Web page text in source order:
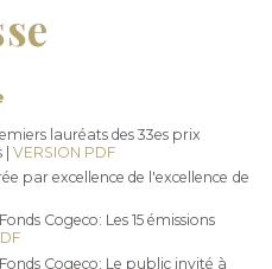
lauréats des 33es prix
VERSION PDF
par excellence de l'excellence de
Cogeco: Les 15 émissions
Cogeco: Le public invité à